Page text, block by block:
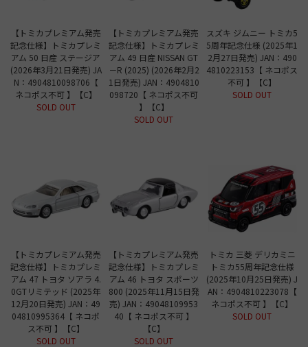
【トミカプレミアム発売
記念仕様】トミカプレミ
アム 50 日産 ステージア
(2026年3月21日発売) JA
N：4904810098706【
ネコポス不可 】【C】
SOLD OUT
【トミカプレミアム発売
記念仕様】トミカプレミ
アム 49 日産 NISSAN GT
－R (2025) (2026年2月2
1日発売) JAN：4904810
098720【 ネコポス不可
】【C】
SOLD OUT
スズキ ジムニー トミカ5
5周年記念仕様 (2025年1
2月27日発売) JAN：490
4810223153【 ネコポス
不可 】【C】
SOLD OUT
【トミカプレミアム発売
記念仕様】トミカプレミ
アム 47 トヨタ ソアラ 4.
0GTリミテッド (2025年
12月20日発売) JAN：49
04810995364【 ネコポ
ス不可 】【C】
SOLD OUT
【トミカプレミアム発売
記念仕様】トミカプレミ
アム 46 トヨタ スポーツ
800 (2025年11月15日発
売) JAN：49048109953
40【 ネコポス不可 】
【C】
SOLD OUT
トミカ 三菱 デリカミニ
トミカ55周年記念仕様
(2025年10月25日発売) J
AN：4904810223078【
ネコポス不可 】【C】
SOLD OUT